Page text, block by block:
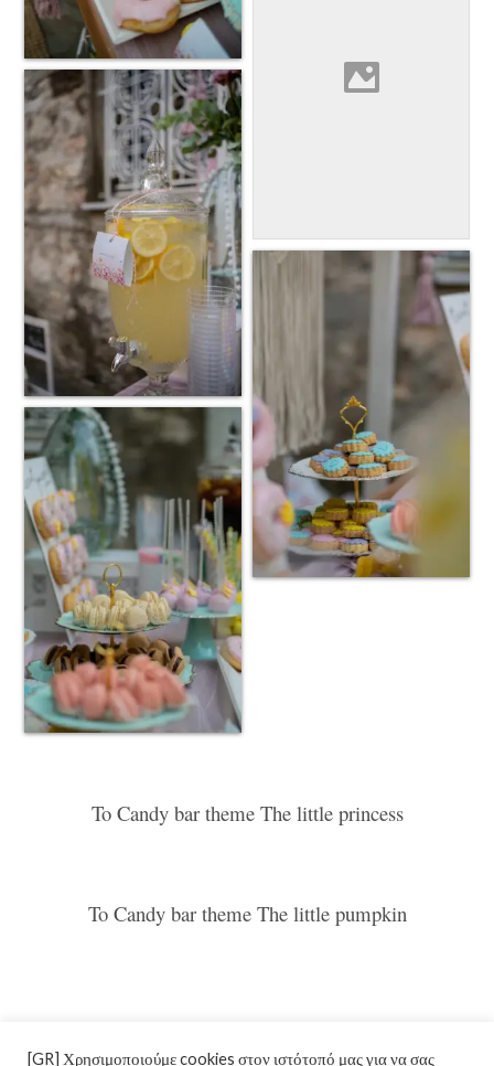
To Candy bar theme The little princess
To Candy bar theme The little pumpkin
[GR] Χρησιμοποιούμε cookies στον ιστότοπό μας για να σας